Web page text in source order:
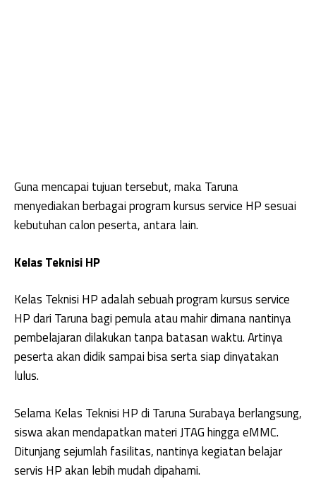
Guna mencapai tujuan tersebut, maka Taruna
menyediakan berbagai program kursus service HP sesuai
kebutuhan calon peserta, antara lain.
Kelas Teknisi HP
Kelas Teknisi HP adalah sebuah program kursus service
HP dari Taruna bagi pemula atau mahir dimana nantinya
pembelajaran dilakukan tanpa batasan waktu. Artinya
peserta akan didik sampai bisa serta siap dinyatakan
lulus.
Selama Kelas Teknisi HP di Taruna Surabaya berlangsung,
siswa akan mendapatkan materi JTAG hingga eMMC.
Ditunjang sejumlah fasilitas, nantinya kegiatan belajar
servis HP akan lebih mudah dipahami.